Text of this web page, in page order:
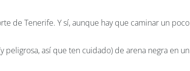
de Tenerife. Y sí, aunque hay que caminar un poco
peligrosa, así que ten cuidado) de arena negra en un